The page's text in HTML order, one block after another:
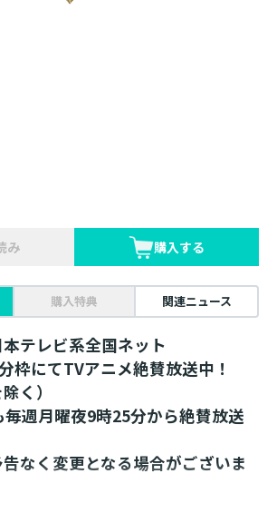
み 購入する
購入特典 関連ニュース
テレビ系全国ネット
枠にてTVアニメ絶賛放送中！
く）
毎週月曜夜9時25分から絶賛放送
なく変更となる場合がございま